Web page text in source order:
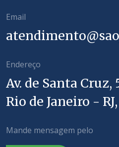
Email
Endereço
Av. de Santa
Rio de Janeiro -
Mande mensagem pelo